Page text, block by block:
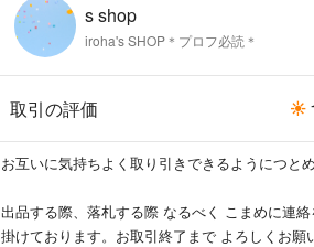
s shop
iroha's SHOP＊プロフ必読＊
取引の評価
お互いに気持ちよく取り引きできるようにつとめ
出品する際、落札する際 なるべく こまめに連
掛けております。お取引終了まで よろしくお願